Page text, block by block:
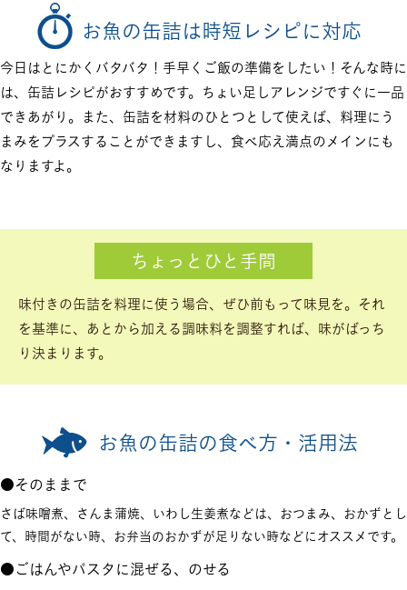
お魚の缶詰は時短レシピに対応
今日はとにかくバタバタ！手早くご飯の準備をしたい！そんな時に
は、缶詰レシピがおすすめです。ちょい足しアレンジですぐに一品
できあがり。また、缶詰を材料のひとつとして使えば、料理にう
まみをプラスすることができますし、食べ応え満点のメインにも
なりますよ。
ちょっとひと手間
味付きの缶詰を料理に使う場合、ぜひ前もって味見を。それ
を基準に、あとから加える調味料を調整すれば、味がばっち
り決まります。
お魚の缶詰の食べ方・活用法
●そのままで
さば味噌煮、さんま蒲焼、いわし生姜煮などは、おつまみ、おかずとし
て、時間がない時、お弁当のおかずが足りない時などにオススメです。
●ごはんやパスタに混ぜる、のせる